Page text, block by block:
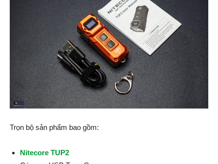
Trọn bộ sản phẩm bao gồm:
Nitecore TUP2